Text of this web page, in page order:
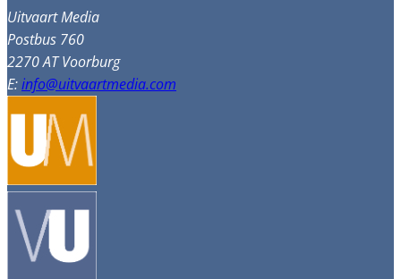
Uitvaart Media
Postbus 760
2270 AT Voorburg
E:info@uitvaartmedia.com